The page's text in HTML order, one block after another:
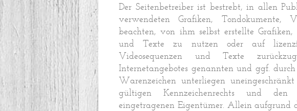
Der Seitenbetreiber ist bestrebt, in allen
verwendeten Grafiken, Tondokumente,
beachten, von ihm selbst erstellte Grafiken,
und Texte zu nutzen oder auf
Videosequenzen und Texte
Internetangebotes genannten und ggf.
Warenzeichen unterliegen
gültigen Kennzeichenrechts und den
eingetragenen Eigentümer. Allein aufgrund